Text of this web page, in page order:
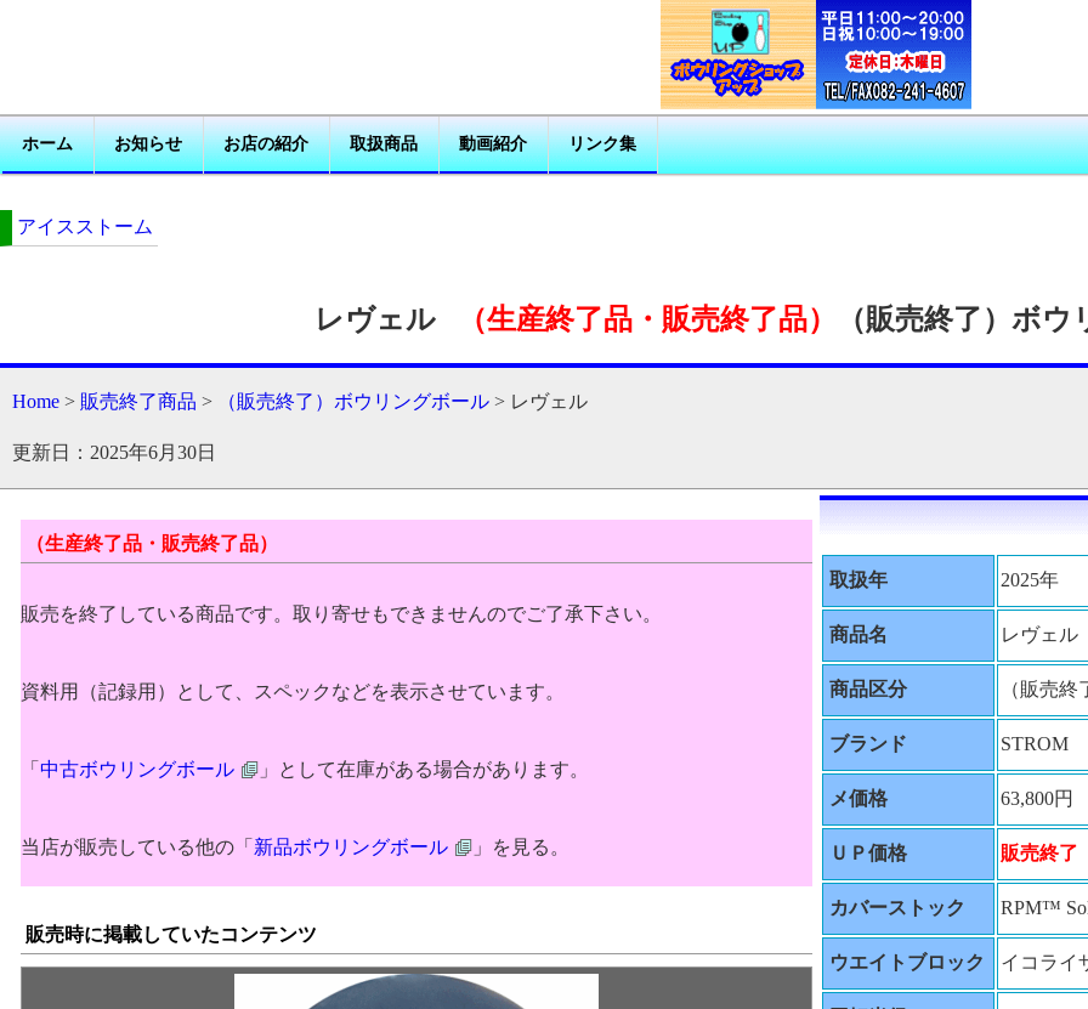
ホーム お知らせ お店の紹介 取扱商品 動画紹介 リンク集
アイスストーム
レヴェル （生産終了品・販売終了品） （販売終了）ボ
Home > 販売終了商品 > （販売終了）ボウリングボール > レヴェル
更新日：2025年6月30日
（生産終了品・販売終了品）
販売を終了している商品です。取り寄せもできませんのでご了承下さい。
資料用（記録用）として、スペックなどを表示させています。
「 中古ボウリングボール 」として在庫がある場合があります。
当店が販売している他の「 新品ボウリングボール 」を見る。
販売時に掲載していたコンテンツ
取扱年 2025年
商品名 レヴェル
商品区分 （販売
ブランド STROM
メ価格 63,800円
ＵＰ価格 販売終了
カバーストック RPM™
ウエイトブロック イコライ